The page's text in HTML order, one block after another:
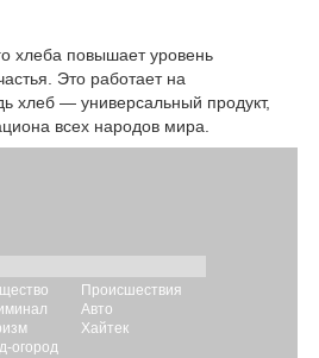
хлеба повышает уровень
Это работает на
хлеб — универсальный продукт,
всех народов мира.
огород
Происшествия
Авто
Хайтек